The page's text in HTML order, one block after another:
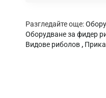
Разгледайте още:
Оборудване за фидер
Видове риболов ,